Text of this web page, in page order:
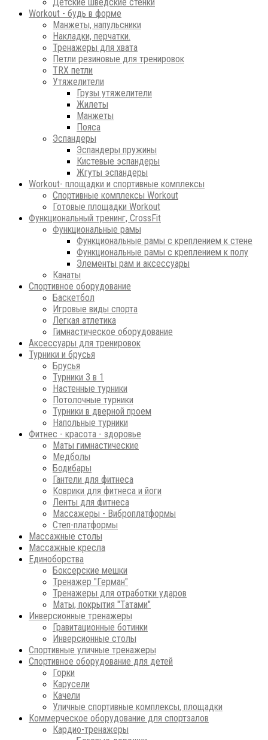
Workout - будь в форме
Манжеты, напульсники
Накладки, перчатки.
Тренажеры для хвата
Петли резиновые для тренировок
ТRХ петли
Утяжелители
Грузы утяжелители
Жилеты
Манжеты
Пояса
Эспандеры
Эспандеры пружины
Кистевые эспандеры
Жгуты эспандеры
Workout- площадки и спортивные комплексы
Спортивные комплексы Workout
Готовые площадки Workout
Функциональный тренинг, CrossFit
Функциональные рамы
Функциональные рамы с креплением к стене
Функциональные рамы с креплением к полу
Элементы рам и аксессуары
Канаты
Спортивное оборудование
Баскетбол
Игровые виды спорта
Легкая атлетика
Гимнастическое оборудование
Аксессуары для тренировок
Турники и брусья
Брусья
Турники 3 в 1
Настенные турники
Потолочные турники
Турники в дверной проем
Напольные турники
Фитнес - красота - здоровье
Маты гимнастические
Медболы
Бодибары
Гантели для фитнеса
Коврики для фитнеса и йоги
Ленты для фитнеса
Массажеры - Виброплатформы
Степ-платформы
Массажные столы
Массажные кресла
Единоборства
Боксерские мешки
Тренажер "Герман"
Тренажеры для отработки ударов
Маты, покрытия "Татами"
Инверсионные тренажеры
Гравитационные ботинки
Инверсионные столы
Спортивные уличные тренажеры
Спортивное оборудование для детей
Горки
Карусели
Качели
Уличные спортивные комплексы, площадки
Коммерческое оборудование для спортзалов
Кардио-тренажеры